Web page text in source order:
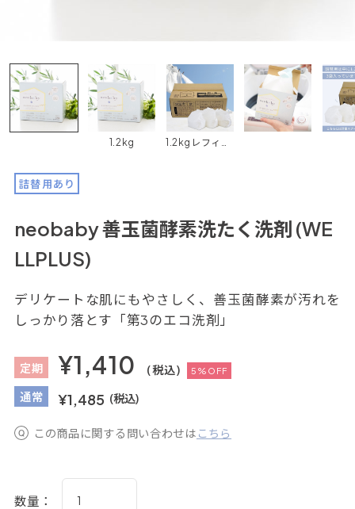
1.2kg 1.2kgレフィル 3袋セット
詰替用あり
neobaby 善玉菌酵素洗たく洗剤 (WE
LLPLUS)
デリケートな肌にもやさしく、善玉菌酵素が汚れを
しっかり落とす「第3のエコ洗剤」
定期 ¥1,410 (税込) 5%OFF
通常 ¥1,485 (税込)
この商品に関する問い合わせは こちら
数量：